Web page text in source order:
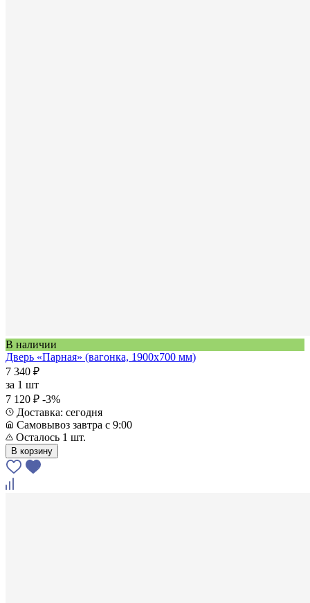
В наличии
Дверь «Парная» (вагонка, 1900х700 мм)
7 340 ₽
за 1 шт
7 120 ₽ -3%
Доставка: сегодня
Самовывоз завтра с 9:00
Осталось 1 шт.
В корзину